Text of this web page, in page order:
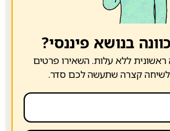
בנושא פיננסי?
ללא עלות. השאירו פרטים
לשיחה קצרה שתעשה לכם סדר.